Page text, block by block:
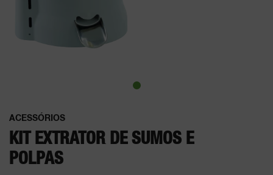
ACESSÓRIOS
KIT EXTRATOR DE SUMOS E
POLPAS